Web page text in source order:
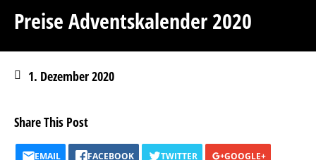
Preise Adventskalender 2020
1. Dezember 2020
Share This Post
EMAIL FACEBOOK TWITTER GOOGLE+